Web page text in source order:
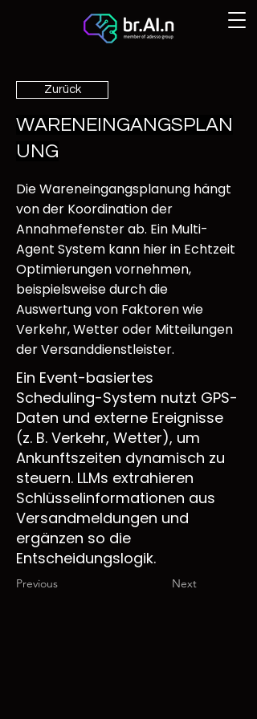
Zurück
WARENEINGANGSPLAN
UNG
Die Wareneingangsplanung hängt
von der Koordination der
Annahmefenster ab. Ein Multi-
Agent System kann hier in Echtzeit
Optimierungen vornehmen,
beispielsweise durch die
Auswertung von Faktoren wie
Verkehr, Wetter oder Mitteilungen
der Versanddienstleister.
Ein Event-basiertes
Scheduling-System nutzt GPS-
Daten und externe Ereignisse
(z. B. Verkehr, Wetter), um
Ankunftszeiten dynamisch zu
steuern. LLMs extrahieren
Schlüsselinformationen aus
Versandmeldungen und
ergänzen so die
Entscheidungslogik.
Previous Next